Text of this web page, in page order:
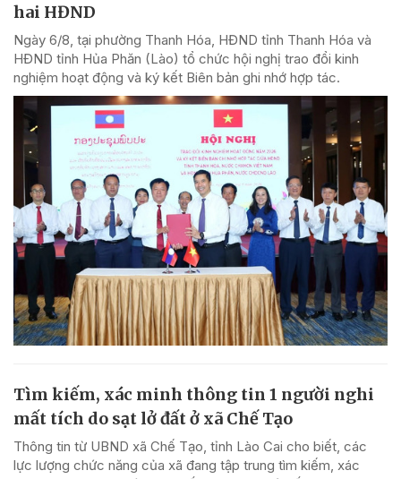
hai HĐND
Ngày 6/8, tại phường Thanh Hóa, HĐND tỉnh Thanh Hóa và
HĐND tỉnh Hủa Phăn (Lào) tổ chức hội nghị trao đổi kinh
nghiệm hoạt động và ký kết Biên bản ghi nhớ hợp tác.
Tìm kiếm, xác minh thông tin 1 người nghi
mất tích do sạt lở đất ở xã Chế Tạo
Thông tin từ UBND xã Chế Tạo, tỉnh Lào Cai cho biết, các
lực lượng chức năng của xã đang tập trung tìm kiếm, xác